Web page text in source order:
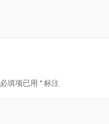
必填项已用 *标注